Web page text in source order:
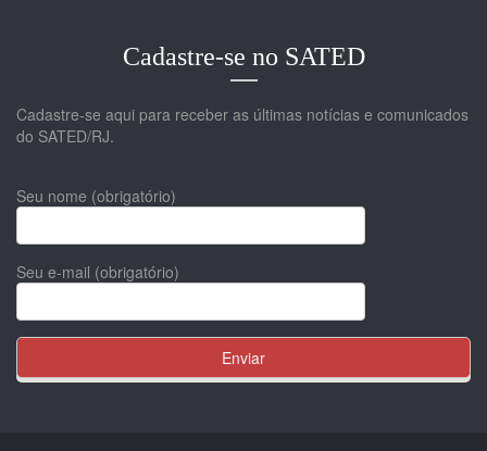
Cadastre-se no SATED
Cadastre-se aqui para receber as últimas notícias e comunicados
do SATED/RJ.
Seu nome (obrigatório)
Seu e-mail (obrigatório)